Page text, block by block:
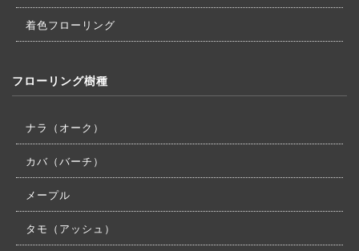
着色フローリング
フローリング樹種
ナラ（オーク）
カバ（バーチ）
メープル
タモ（アッシュ）